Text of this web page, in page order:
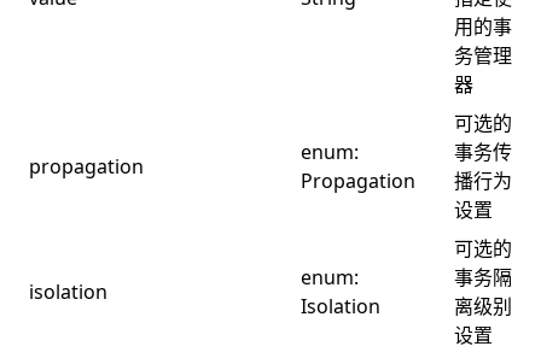
用的事
务管理
器
propagation
enum:
Propagation
可选的
事务传
播行为
设置
isolation
enum:
Isolation
可选的
事务隔
离级别
设置